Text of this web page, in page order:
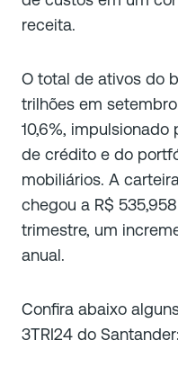
receita.
O total de ativos do
trilhões em
10,6%,
de crédito e do
mobiliários. A
chegou a R$
trimestre, um
anual.
Confira abaixo
3TRI24 do Santander: